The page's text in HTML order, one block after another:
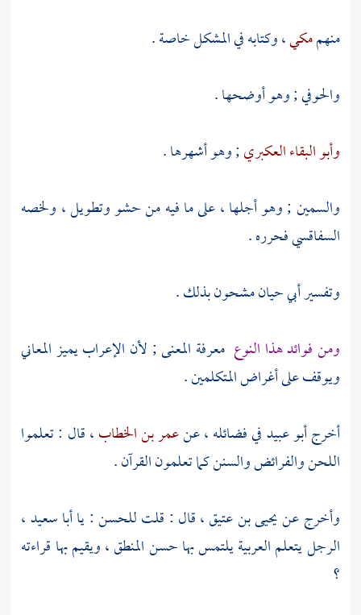
منهممكي، وكتابه في المشكل خاصة .
والحوفي; وهو أوضحها .
وأبو البقاء العكبري; وهو أشهرها .
والسمين; وهو أجلها ، على ما فيه من حشو وتطويل ، ولخصه
السفاقسيفحرره .
وتفسيرأبي حيانمشحون بذلك .
ومن فوائد هذا النوع معرفة المعنى ; لأن الإعراب يميز المعاني
ويوقف على أغراض المتكلمين .
أخرجأبو عبيدفي فضائله ، عنعمر بن الخطاب، قال : تعلموا
اللحن والفرائض والسنن كما تعلمون القرآن .
وأخرج عنيحيى بن عتيق، قال : قلتللحسن: ياأبا سعيد،
الرجل يتعلم العربية يلتمس بها حسن المنطق ، ويقيم بها قراءته
؟